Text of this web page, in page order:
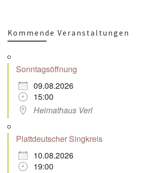
Kommende Veranstaltungen
Sonntagsöffnung
09.08.2026
15:00
Heimathaus Verl
Plattdeutscher Singkreis
10.08.2026
19:00